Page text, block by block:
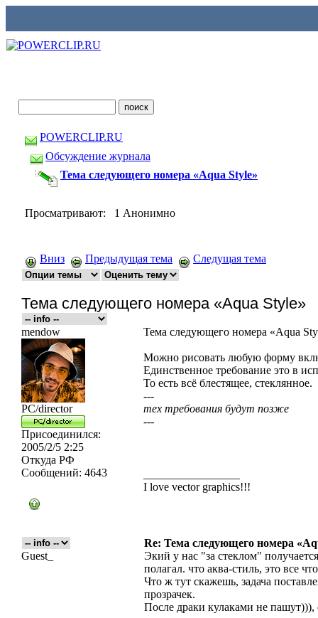
POWERCLIP.RU
Обсуждение журнала
Тема следующего номера «Aqua Style»
Просматривают: 1 Анонимно
Вниз Предыдущая тема Следущая тема
Тема следующего номера «Aqua Style»
mendow
PC/director
Присоединился:
2005/2/5 2:25
Откуда РФ
Сообщений: 4643
Тема следующего номера «Aqua
Можно рисовать любую форму
Единственное требование это в
То есть всё блестящее, стеклянное.
---
тех требования будут позже
---
I love vector graphics!!!
Re: Тема следующего номера
Guest_
Экий у нас "за стеклом"
полагал. что аква-стиль, это все
Что ж тут скажешь, задача
прозрачек.
После драки кулаками не